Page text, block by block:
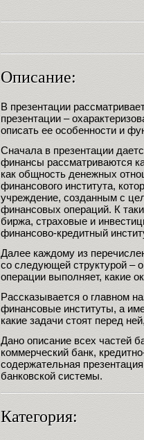
Описание:
В презентации
презентации –
описать ее особенности и
Сначала в презентации
финансы рассматриваются
как общность денежных
финансового института,
учреждение, созданным с
финансовых операций. К
биржа, страховые и
финансово-кредитный
Далее каждому из
со следующей структурой –
операции выполняет, какие
Рассказывается о главном
финансовые институты, а
какие задачи стоят перед
Дано описание всех частей
коммерческий банк,
содержательная
банковской системы.
Категория: